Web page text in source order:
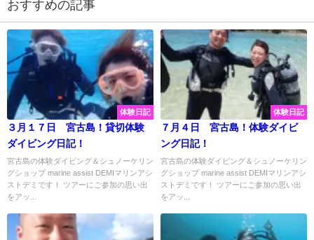
おすすめの記事
体験日記
３月１７日 宮古島！貸切体験
ダイビング日記！
宮古島の体験ダイビング＆シュノーケリン
グショップ marine assist DEMIマリンアシ
ストデミです！ ツアーにご参加の思い出
をアッ...
体験日記
７月４日 宮古島！体験ダイビ
ング日記！
宮古島の体験ダイビング＆シュノーケリン
グショップ marine assist DEMIマリンアシ
ストデミです！ ツアーにご参加の思い出
をアッ...